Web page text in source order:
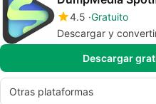
4.5 Gratuito
Descargar y
Descargar
Otras plataformas